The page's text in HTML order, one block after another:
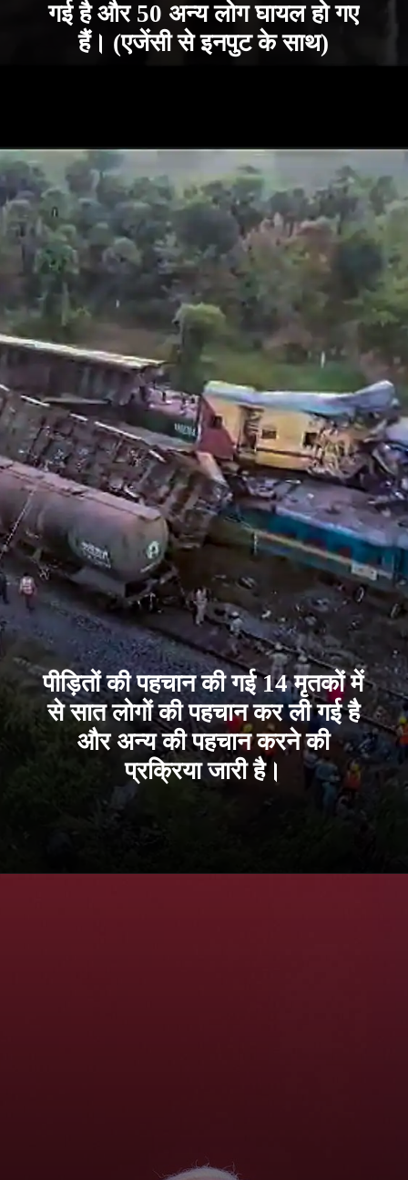
गई है और 50 अन्य लोग घायल हो गए
हैं। (एजेंसी से इनपुट के साथ)
पीड़ितों की पहचान की गई 14 मृतकों में
से सात लोगों की पहचान कर ली गई है
और अन्य की पहचान करने की
प्रक्रिया जारी है।